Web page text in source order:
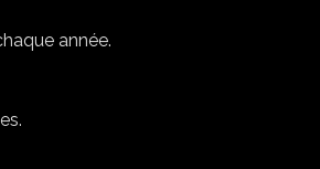
année.